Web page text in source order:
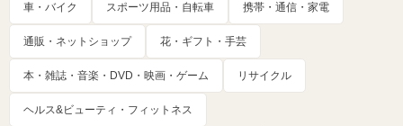
車・バイク スポーツ用品・自転車 携帯・通信・家電
通販・ネットショップ 花・ギフト・手芸
本・雑誌・音楽・DVD・映画・ゲーム リサイクル
ヘルス&ビューティ・フィットネス